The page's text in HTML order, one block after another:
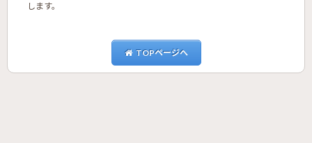
します。
TOPページへ